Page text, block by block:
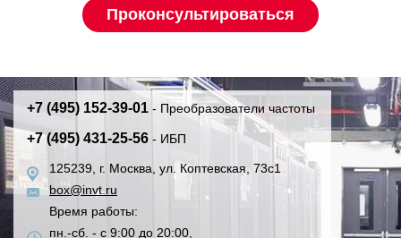
+7 (495) 152-39-01 - Преобразователи частоты
+7 (495) 431-25-56 - ИБП
125239, г. Москва, ул. Коптевская, 73с1
box@invt.ru
Время работы:
пн.-сб. - с 9:00 до 20:00,